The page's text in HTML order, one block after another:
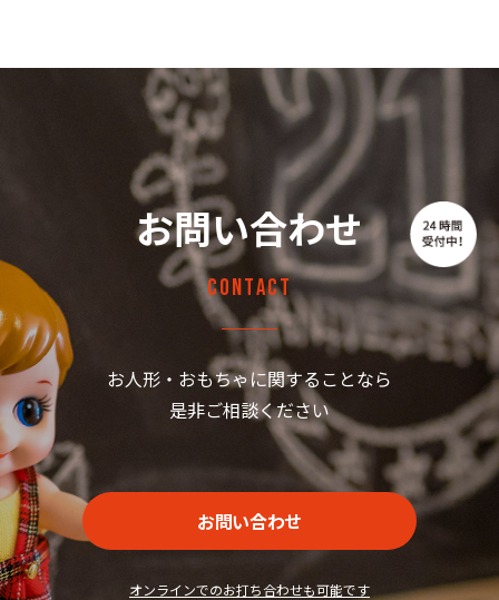
お問い合わせ
Contact
お人形・おもちゃに関することなら
是非ご相談ください
お問い合わせ
オンラインでのお打ち合わせも可能です